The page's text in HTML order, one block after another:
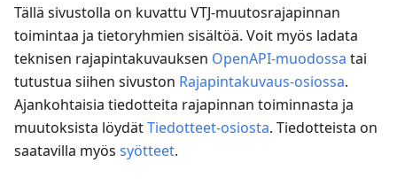
Tällä sivustolla on kuvattu VTJ-muutosrajapinnan
toimintaa ja tietoryhmien sisältöä. Voit myös ladata
teknisen rajapintakuvauksen OpenAPI-muodossa tai
tutustua siihen sivuston Rajapintakuvaus-osiossa.
Ajankohtaisia tiedotteita rajapinnan toiminnasta ja
muutoksista löydätTiedotteet-osiosta. Tiedotteista on
saatavilla myös syötteet.